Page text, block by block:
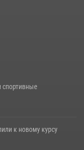
спортивные
к новому курсу